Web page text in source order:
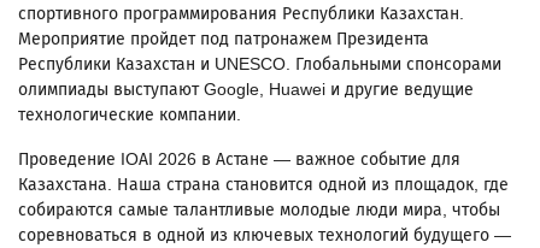
спортивного программирования Республики Казахстан.
Мероприятие пройдет под патронажем Президента
Республики Казахстан и UNESCO. Глобальными спонсорами
олимпиады выступают Google, Huawei и другие ведущие
технологические компании.
Проведение IOAI 2026 в Астане — важное событие для
Казахстана. Наша страна становится одной из площадок, где
собираются самые талантливые молодые люди мира, чтобы
соревноваться в одной из ключевых технологий будущего —